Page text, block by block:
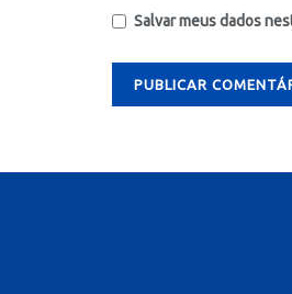
Salvar meus dados